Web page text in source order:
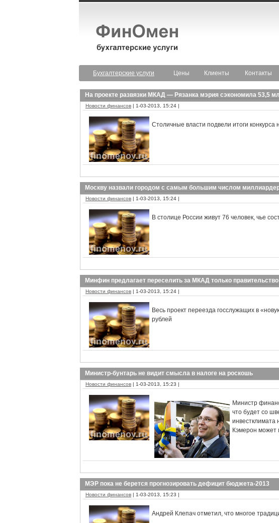
Бухгалтерские услуги
Цены Клиенты Контакты
На проекте развязки МКАД — Рязанка мэрия сэкономила 53,5
Новости финансов | 1-03-2013, 15:24 |
Столичные власти подвели итоги
Москву назвали городом с самым большим числом
Новости финансов | 1-03-2013, 15:24 |
В столице России живут 76 человек, чье
Минфин предлагает переселить за МКАД только правительство
Новости финансов | 1-03-2013, 15:24 |
Весь проект переезда госслужащих в
рублей
Министр-бунтарь не видит смысла в налоге на роскошь
Новости финансов | 1-03-2013, 15:23 |
Министр
что будет со
инвестклимата
Кэмерон может
МЭР пока не берется прогнозировать дефицит бюджета-2013
Новости финансов | 1-03-2013, 15:23 |
Андрей Клепач отметил, что многое